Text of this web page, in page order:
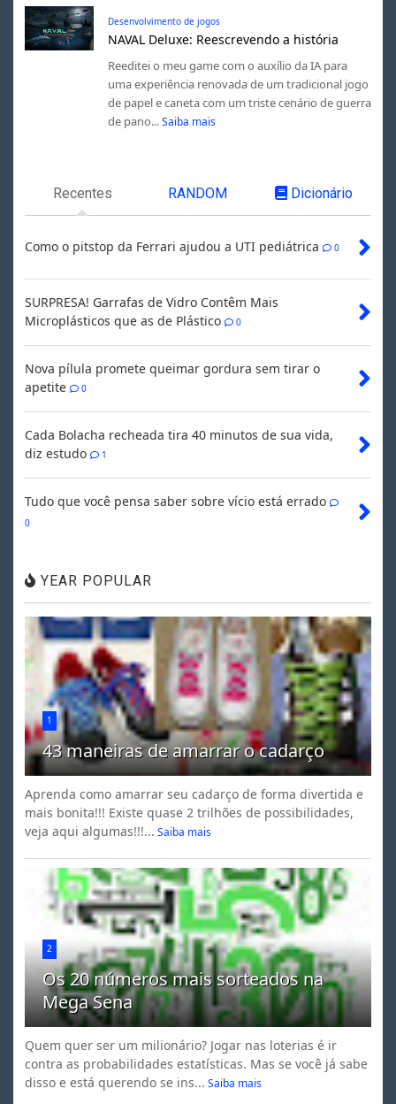
Desenvolvimento de jogos
NAVAL Deluxe: Reescrevendo a história
Reeditei o meu game com o auxílio da IA para
uma experiência renovada de um tradicional jogo
de papel e caneta com um triste cenário de guerra
de pano... Saiba mais
Recentes RANDOM Dicionário
Como o pitstop da Ferrari ajudou a UTI pediátrica 0
SURPRESA! Garrafas de Vidro Contêm Mais
Microplásticos que as de Plástico
0
Nova pílula promete queimar gordura sem tirar o
apetite
0
Cada Bolacha recheada tira 40 minutos de sua vida,
diz estudo
1
Tudo que você pensa saber sobre vício está errado
0
YEAR POPULAR
1
43 maneiras de amarrar o cadarço
Aprenda como amarrar seu cadarço de forma divertida e
mais bonita!!! Existe quase 2 trilhões de possibilidades,
veja aqui algumas!!!... Saiba mais
2
Os 20 números mais sorteados na
Mega Sena
Quem quer ser um milionário? Jogar nas loterias é ir
contra as probabilidades estatísticas. Mas se você já sabe
disso e está querendo se ins... Saiba mais